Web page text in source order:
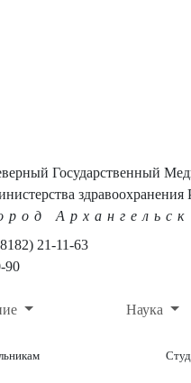
Государственный
Архангельск
21-11-63
90
Наука